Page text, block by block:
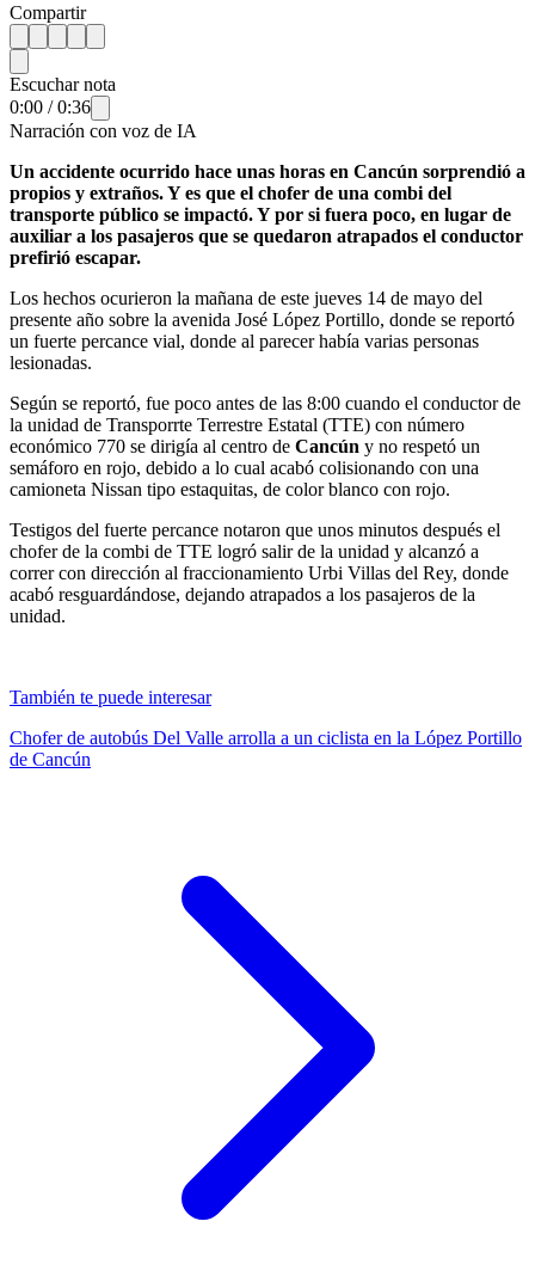
Compartir
Escuchar nota
0:00 /0:36
Narración con voz de IA
Un accidente ocurrido hace unas horas en Cancún sorprendió a
propios y extraños. Y es que el chofer de una combi del
transporte público se impactó. Y por si fuera poco, en lugar de
auxiliar a los pasajeros que se quedaron atrapados el conductor
prefirió escapar.
Los hechos ocurieron la mañana de este jueves 14 de mayo del
presente año sobre la avenida José López Portillo, donde se reportó
un fuerte percance vial, donde al parecer había varias personas
lesionadas.
Según se reportó, fue poco antes de las 8:00 cuando el conductor de
la unidad de Transporrte Terrestre Estatal (TTE) con número
económico 770 se dirigía al centro de Cancún y no respetó un
semáforo en rojo, debido a lo cual acabó colisionando con una
camioneta Nissan tipo estaquitas, de color blanco con rojo.
Testigos del fuerte percance notaron que unos minutos después el
chofer de la combi de TTE logró salir de la unidad y alcanzó a
correr con dirección al fraccionamiento Urbi Villas del Rey, donde
acabó resguardándose, dejando atrapados a los pasajeros de la
unidad.
También te puede interesar
Chofer de autobús Del Valle arrolla a un ciclista en la López Portillo
de Cancún